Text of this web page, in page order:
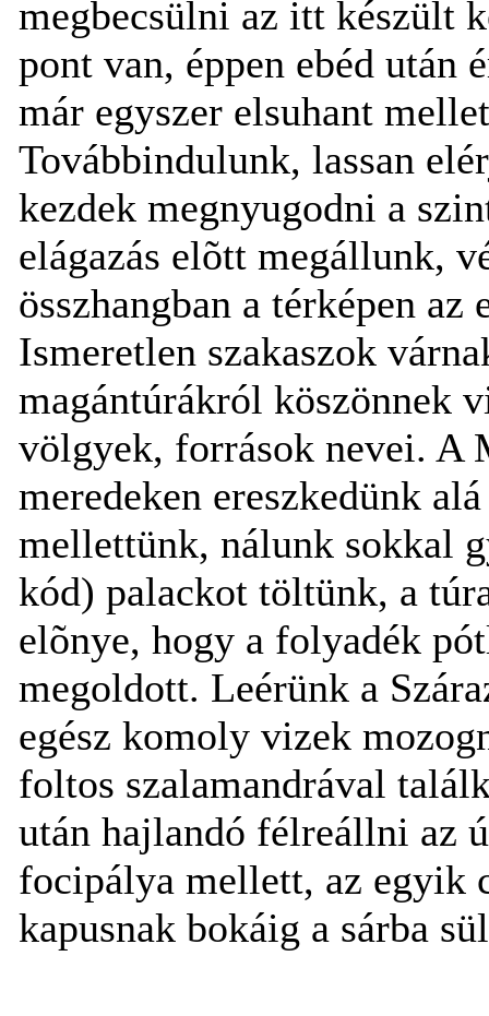
megbecsülni az itt készült
pont van, éppen ebéd
már egyszer elsuhant
Továbbindulunk, lassan
kezdek megnyugodni a
elágazás elõtt megállunk,
összhangban a térképen
Ismeretlen szakaszok
magántúrákról köszönnek
völgyek, források nevei. A
meredeken ereszkedünk
mellettünk, nálunk sokkal
kód) palackot töltünk, a
elõnye, hogy a folyadék
megoldott. Leérünk a
egész komoly vizek
foltos szalamandrával
után hajlandó félreállni az
focipálya mellett, az egyik
kapusnak bokáig a sárba